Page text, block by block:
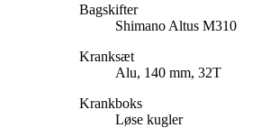
Bagskifter
Shimano Altus M310
Kranksæt
Alu, 140 mm, 32T
Krankboks
Løse kugler